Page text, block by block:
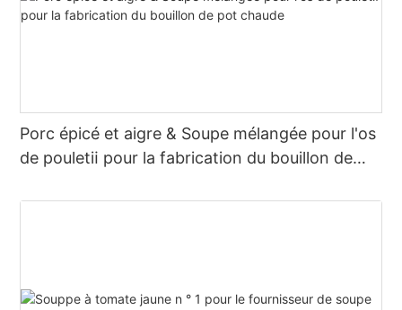
Porc épicé et aigre & Soupe mélangée pour l'os
de pouletⅱ pour la fabrication du bouillon de